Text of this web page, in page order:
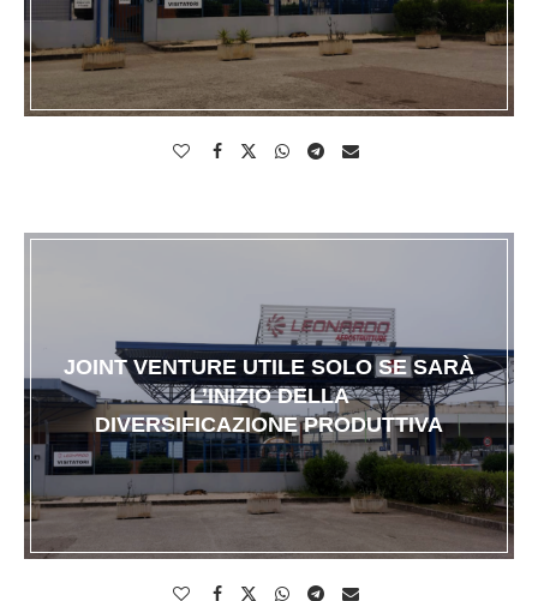
JOINT VENTURE UTILE SOLO SE SARÀ
L’INIZIO DELLA
DIVERSIFICAZIONE PRODUTTIVA